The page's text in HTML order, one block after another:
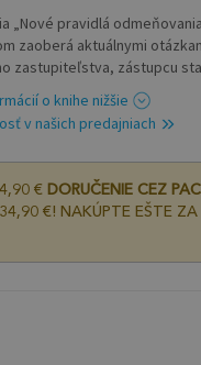
„Nové pravidlá
zaoberá aktuálnymi
zastupiteľstva, zástupcu
o knihe nižšie
v našich predajniach
€ DORUČENIE CEZ
€! NAKÚPTE EŠTE